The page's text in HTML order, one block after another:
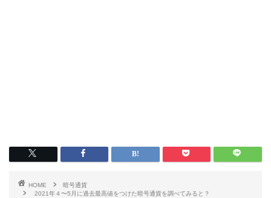
HOME
暗号通貨
2021年４〜5月に過去最高値をつけた暗号通貨を調べてみると？